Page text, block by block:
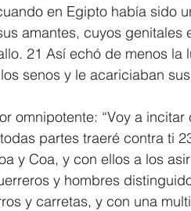
en Egipto había sido
amantes, cuyos genitales
21 Así echó de menos la
senos y le acariciaban
omnipotente: “Voy a
partes traeré contra ti
y Coa, y con ellos a los
y hombres
y carretas, y con una